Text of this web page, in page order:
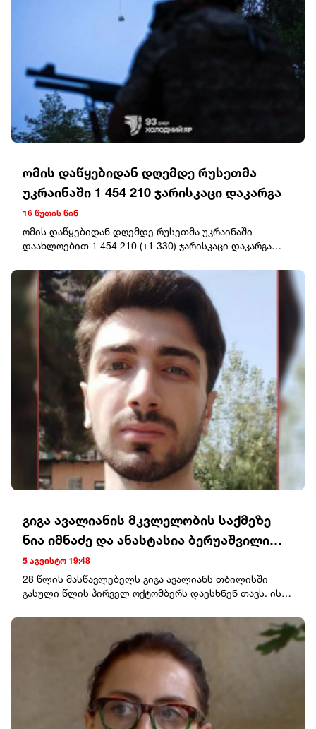
ომის დაწყებიდან დღემდე რუსეთმა
უკრაინაში 1 454 210 ჯარისკაცი დაკარგა
16 წუთის წინ
ომის დაწყებიდან დღემდე რუსეთმა უკრაინაში
დაახლოებით 1 454 210 (+1 330) ჯარისკაცი დაკარგა
ჯამური საბრძოლო დანაკარგი უკრაინაში 25.02.22-დან
06.08.26-მდე: ტანკები – 12 246 (+4), ჯავშანტექნიკა – 25
087 (+3), საარტილერიო სისტემები – 47 455 (+59),
მრავალჯერადი სარაკეტო სისტემა – 2 006 (+4).საჰაერო
თავდაცვის სისტემები – 1 547 (+7), თვითმფრინავები –
439 (+0), ვერტმფრენები – 354 (+0), მიწისზედა
რობოტული სისტემები - 2 138 (+4); ოპერატიულ-
ტაქტიკური დონის დრონები – 446 266 (+1 811),
ფრთოსანი რაკეტები – 5 007 (+0).მსუბუქი ჩქაროსნული
ნავი/გემი – 34 (+0). წყალქვეშა ნავები – 2 (+0).
საავტომობილო ტექნიკა და საწვავის ავზი – 130 682
(+416), სპეციალური ტექნიკა – 4 496 (+1).
გიგა ავალიანის მკვლელობის საქმეზე
ნია იმნაძე და ანასტასია ბერუაშვილი
დააკავეს
5 აგვისტო 19:48
28 წლის მასწავლებელს გიგა ავალიანს თბილისში
გასული წლის პირველ ოქტომბერს დაესხნენ თავს. ის
ავალიანის მკვლელობის საქმეზე რამდენიმე პირის
მიმართ განაჩენი უკვე გამოტანილია.